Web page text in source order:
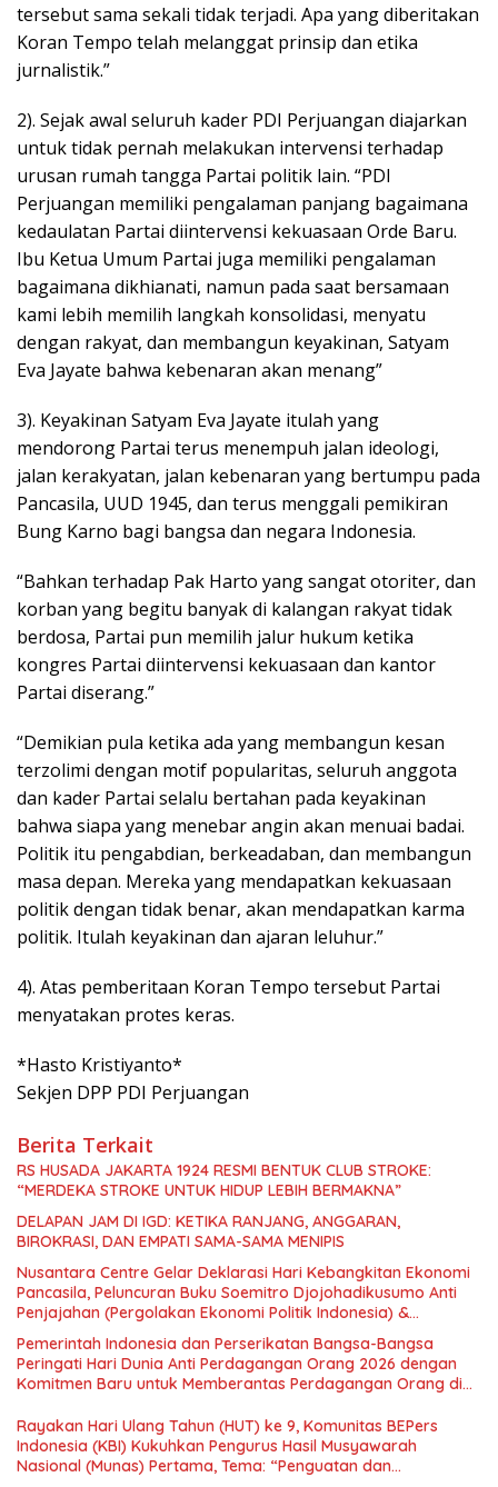
tersebut sama sekali tidak terjadi. Apa yang diberitakan
Koran Tempo telah melanggat prinsip dan etika
jurnalistik.”
2). Sejak awal seluruh kader PDI Perjuangan diajarkan
untuk tidak pernah melakukan intervensi terhadap
urusan rumah tangga Partai politik lain. “PDI
Perjuangan memiliki pengalaman panjang bagaimana
kedaulatan Partai diintervensi kekuasaan Orde Baru.
Ibu Ketua Umum Partai juga memiliki pengalaman
bagaimana dikhianati, namun pada saat bersamaan
kami lebih memilih langkah konsolidasi, menyatu
dengan rakyat, dan membangun keyakinan, Satyam
Eva Jayate bahwa kebenaran akan menang”
3). Keyakinan Satyam Eva Jayate itulah yang
mendorong Partai terus menempuh jalan ideologi,
jalan kerakyatan, jalan kebenaran yang bertumpu pada
Pancasila, UUD 1945, dan terus menggali pemikiran
Bung Karno bagi bangsa dan negara Indonesia.
“Bahkan terhadap Pak Harto yang sangat otoriter, dan
korban yang begitu banyak di kalangan rakyat tidak
berdosa, Partai pun memilih jalur hukum ketika
kongres Partai diintervensi kekuasaan dan kantor
Partai diserang.”
“Demikian pula ketika ada yang membangun kesan
terzolimi dengan motif popularitas, seluruh anggota
dan kader Partai selalu bertahan pada keyakinan
bahwa siapa yang menebar angin akan menuai badai.
Politik itu pengabdian, berkeadaban, dan membangun
masa depan. Mereka yang mendapatkan kekuasaan
politik dengan tidak benar, akan mendapatkan karma
politik. Itulah keyakinan dan ajaran leluhur.”
4). Atas pemberitaan Koran Tempo tersebut Partai
menyatakan protes keras.
*Hasto Kristiyanto*
Sekjen DPP PDI Perjuangan
Berita Terkait
RS HUSADA JAKARTA 1924 RESMI BENTUK CLUB STROKE:
“MERDEKA STROKE UNTUK HIDUP LEBIH BERMAKNA”
DELAPAN JAM DI IGD: KETIKA RANJANG, ANGGARAN,
BIROKRASI, DAN EMPATI SAMA-SAMA MENIPIS
Nusantara Centre Gelar Deklarasi Hari Kebangkitan Ekonomi
Pancasila, Peluncuran Buku Soemitro Djojohadikusumo Anti
Penjajahan (Pergolakan Ekonomi Politik Indonesia) &
Simposium Nasional “Urgensi Undang-Undang Perekonomian
Nasional dan Kesejahteraan Sosial dalam Menata Bangsa
Menuju Indonesia Emas 2045”,
Pemerintah Indonesia dan Perserikatan Bangsa-Bangsa
Peringati Hari Dunia Anti Perdagangan Orang 2026 dengan
Komitmen Baru untuk Memberantas Perdagangan Orang di
Rayakan Hari Ulang Tahun (HUT) ke 9, Komunitas BEPers
Indonesia (KBI) Kukuhkan Pengurus Hasil Musyawarah
Nasional (Munas) Pertama, Tema: “Penguatan dan